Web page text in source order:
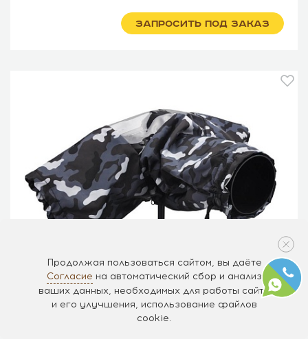
ЗАПРОСИТЬ ПОД ЗАКАЗ
Продолжая пользоваться сайтом, вы даёте
Согласие на автоматический сбор и анализ
ваших данных, необходимых для работы сайта
и его улучшения, использование файлов
cookie.